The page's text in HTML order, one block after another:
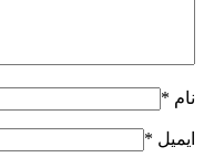
نام *
ایمیل *